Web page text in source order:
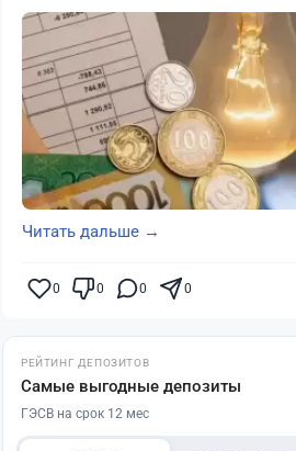
Читать дальше →
0 0 0 0
РЕЙТИНГ ДЕПОЗИТОВ
Самые выгодные депозиты
ГЭСВ на срок 12 мес